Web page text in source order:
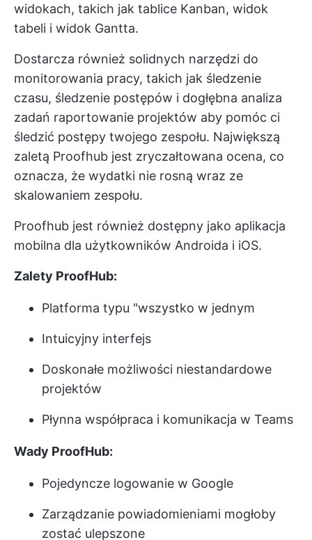
widokach, takich jak tablice Kanban, widok
tabeli i widok Gantta.
Dostarcza również solidnych narzędzi do
monitorowania pracy, takich jak śledzenie
czasu, śledzenie postępów i dogłębna analiza
zadań raportowanie projektów aby pomóc ci
śledzić postępy twojego zespołu. Największą
zaletą Proofhub jest zryczałtowana ocena, co
oznacza, że wydatki nie rosną wraz ze
skalowaniem zespołu.
Proofhub jest również dostępny jako aplikacja
mobilna dla użytkowników Androida i iOS.
Zalety ProofHub:
Platforma typu "wszystko w jednym
Intuicyjny interfejs
Doskonałe możliwości niestandardowe
projektów
Płynna współpraca i komunikacja w Teams
Wady ProofHub:
Pojedyncze logowanie w Google
Zarządzanie powiadomieniami mogłoby
zostać ulepszone